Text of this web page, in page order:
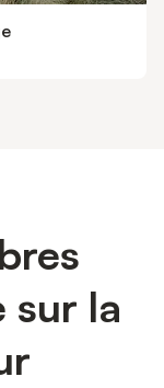
sur la